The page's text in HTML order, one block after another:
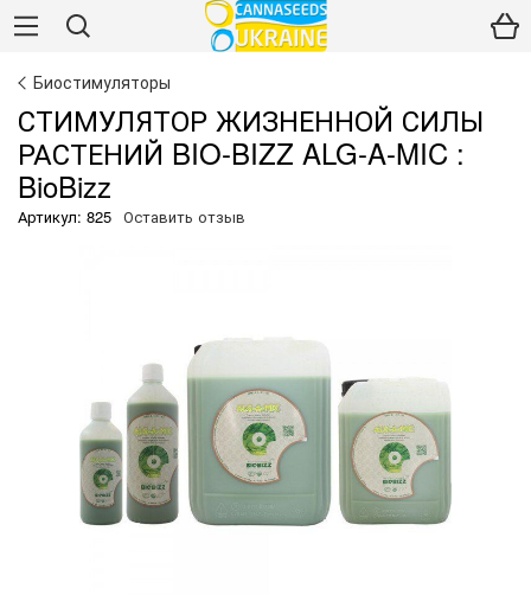
Биостимуляторы
СТИМУЛЯТОР ЖИЗНЕННОЙ СИЛЫ
РАСТЕНИЙ BIO-BIZZ ALG-A-MIC :
BioBizz
Артикул: 825 Оставить отзыв